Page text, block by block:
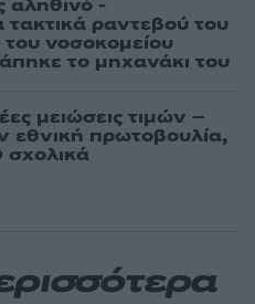
αληθινό -
τακτικά ραντεβού του
του νοσοκομείου
το μηχανάκι του
μειώσεις τιμών –
εθνική πρωτοβουλία,
σχολικά